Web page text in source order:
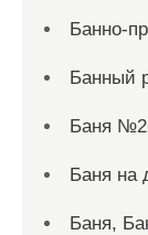
Банно-
Банный
Баня
Баня на
Баня,